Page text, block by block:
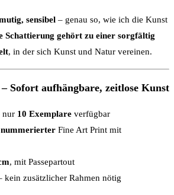
sensibel – genau so, wie ich die Kunst
Schattierung gehört zu einer sorgfältig
, in der sich Kunst und Natur vereinen.
Sofort aufhängbare, zeitlose Kunst
nur 10 Exemplare verfügbar
Fine Art Print mit
, mit Passepartout
kein zusätzlicher Rahmen nötig